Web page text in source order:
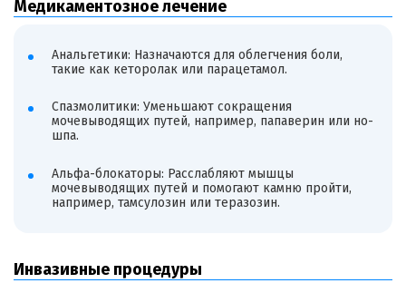
Медикаментозное лечение
Анальгетики: Назначаются для облегчения боли,
такие как кеторолак или парацетамол.
Спазмолитики: Уменьшают сокращения
мочевыводящих путей, например, папаверин или но-
шпа.
Альфа-блокаторы: Расслабляют мышцы
мочевыводящих путей и помогают камню пройти,
например, тамсулозин или теразозин.
Инвазивные процедуры